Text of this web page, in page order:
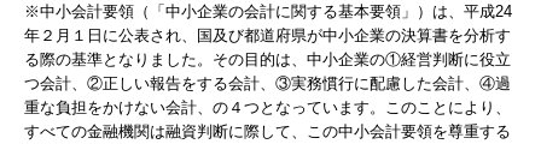
※中小会計要領（「中小企業の会計に関する基本要領」）は、平成24
年２月１日に公表され、国及び都道府県が中小企業の決算書を分析す
る際の基準となりました。その目的は、中小企業の①経営判断に役立
つ会計、②正しい報告をする会計、③実務慣行に配慮した会計、④過
重な負担をかけない会計、の４つとなっています。このことにより、
すべての金融機関は融資判断に際して、この中小会計要領を尊重する